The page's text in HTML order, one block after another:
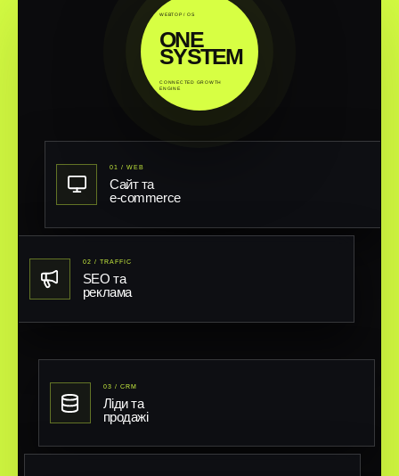
WEBTOP / OS
ONE
SYSTEM
CONNECTED GROWTH
ENGINE
01 / WEB
Сайт та
e-commerce
02 / TRAFFIC
SEO та
реклама
03 / CRM
Ліди та
продажі